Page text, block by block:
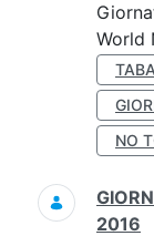
World
NO
2016